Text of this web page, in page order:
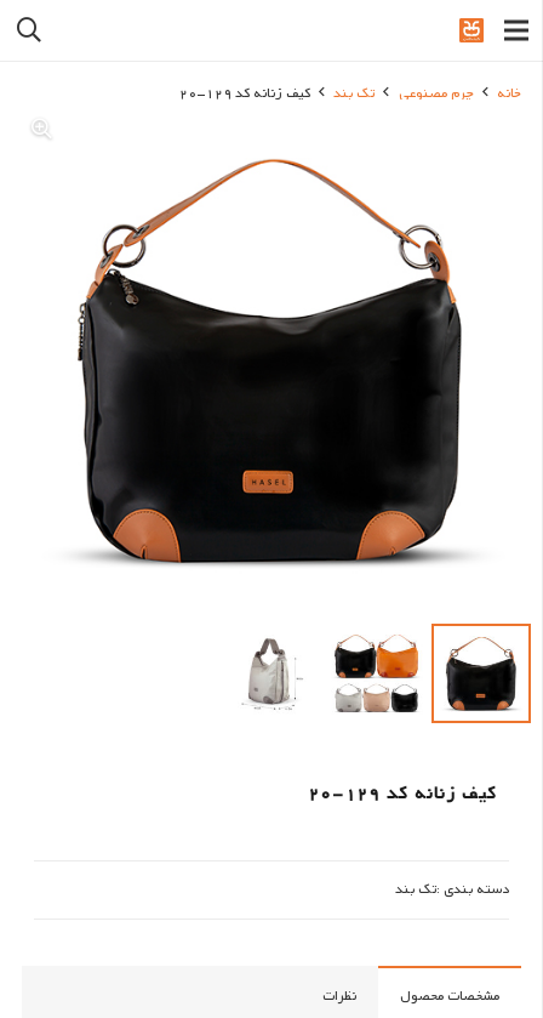
خانه چرم مصنوعی تک بند کیف زنانه کد 129-20
کیف زنانه کد 129-20
دسته بندی :تک بند
مشخصات محصول نظرات